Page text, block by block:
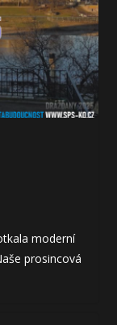
moderní
prosincová